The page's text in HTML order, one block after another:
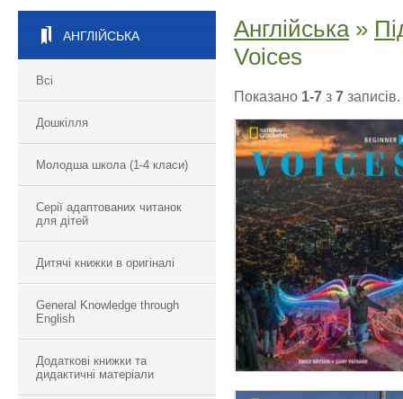
АНГЛІЙСЬКА
Всі
Дошкілля
Молодша школа (1-4 класи)
Серії адаптованих читанок
для дітей
Дитячі книжки в оригіналі
General Knowledge through
English
Додаткові книжки та
дидактичні матеріали
Англійська»
Voices
Показано 1-7 з 7 записів.
VOICES BEGINNER